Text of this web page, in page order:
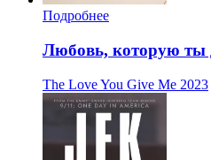
Подробнее
Любовь, которую ты
The Love You Give Me 2023